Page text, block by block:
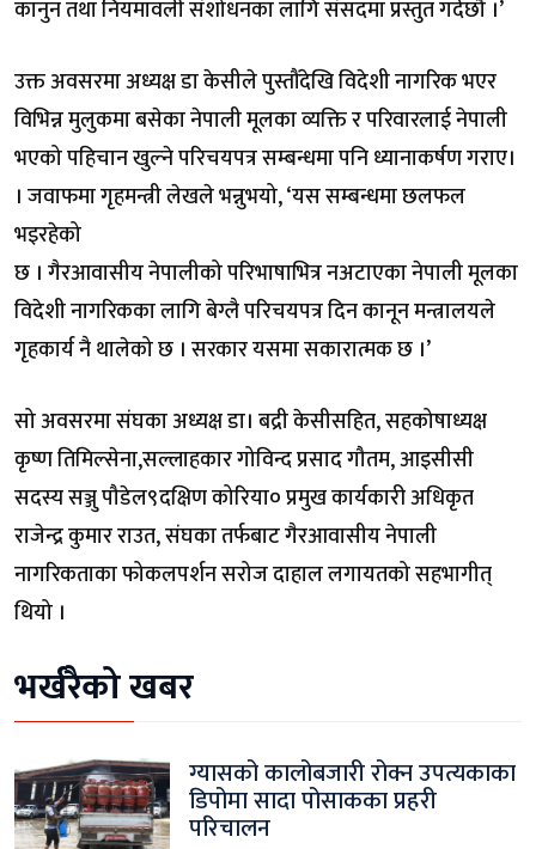
कानुन तथा नियमावली संशोधनका लागि संसदमा प्रस्तुत गर्दछौँ ।’
उक्त अवसरमा अध्यक्ष डा केसीले पुस्तौंदेखि विदेशी नागरिक भएर
विभिन्न मुलुकमा बसेका नेपाली मूलका व्यक्ति र परिवारलाई नेपाली
भएको पहिचान खुल्ने परिचयपत्र सम्बन्धमा पनि ध्यानाकर्षण गराए।
। जवाफमा गृहमन्त्री लेखले भन्नुभयो, ‘यस सम्बन्धमा छलफल
भइरहेको
छ । गैरआवासीय नेपालीको परिभाषाभित्र नअटाएका नेपाली मूलका
विदेशी नागरिकका लागि बेग्लै परिचयपत्र दिन कानून मन्त्रालयले
गृहकार्य नै थालेको छ । सरकार यसमा सकारात्मक छ ।’
सो अवसरमा संघका अध्यक्ष डा। बद्री केसीसहित, सहकोषाध्यक्ष
कृष्ण तिमिल्सेना,सल्लाहकार गोविन्द प्रसाद गौतम, आइसीसी
सदस्य सञ्जु पौडेल९दक्षिण कोरिया० प्रमुख कार्यकारी अधिकृत
राजेन्द्र कुमार राउत, संघका तर्फबाट गैरआवासीय नेपाली
नागरिकताका फोकलपर्शन सरोज दाहाल लगायतको सहभागीत्
थियो ।
भर्खरैको खबर
ग्यासको कालोबजारी रोक्न उपत्यकाका
डिपोमा सादा पोसाकका प्रहरी
परिचालन